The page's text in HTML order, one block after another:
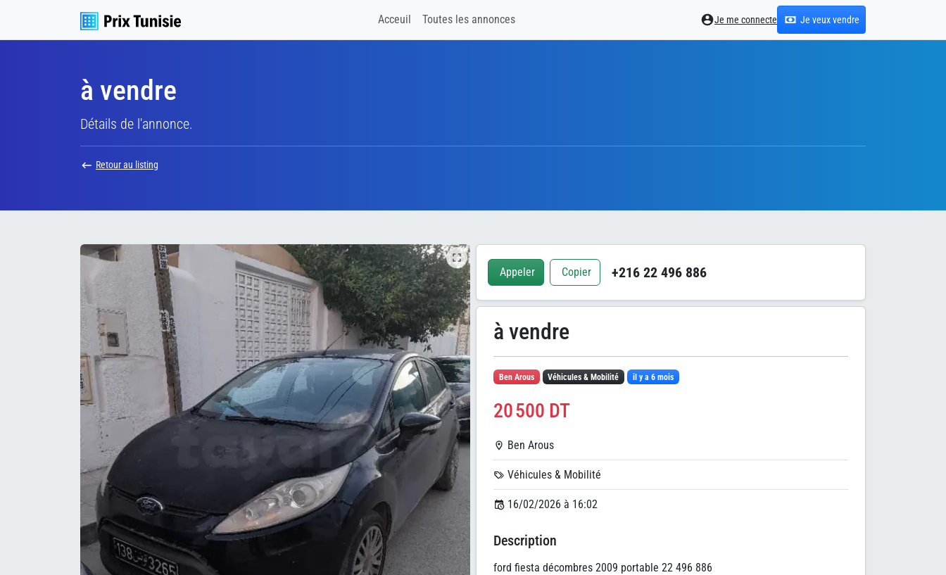
Acceuil Toutes les annonces Je me connecte Je veux vendre
à vendre
Détails de l'annonce.
Retour au listing
Appeler Copier +216 22 496 886
à vendre
Ben Arous Véhicules & Mobilité il y a 6 mois
20 500 DT
Ben Arous
Véhicules & Mobilité
16/02/2026 à 16:02
Description
ford fiesta décombres 2009 portable 22 496 886